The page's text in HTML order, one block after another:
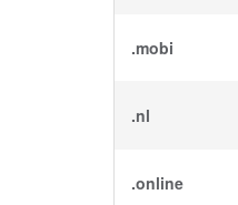
.mobi
.nl
.online